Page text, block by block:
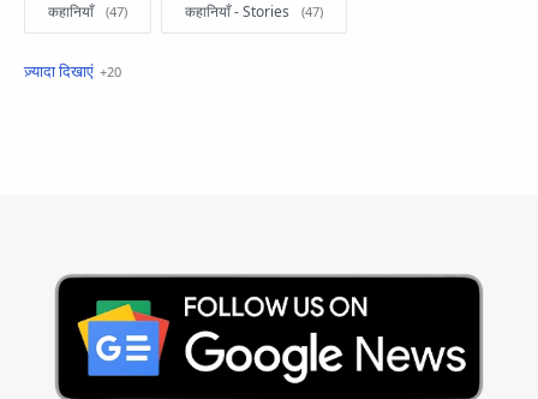
कहानियाँ कहानियाँ - Stories
खबरें फटाफट
Hindi Stories International
Jobs and Education Lifestyle
Monthly Current Affairs National